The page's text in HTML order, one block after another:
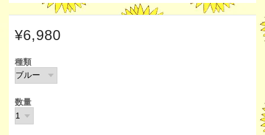
¥6,980
種類
数量